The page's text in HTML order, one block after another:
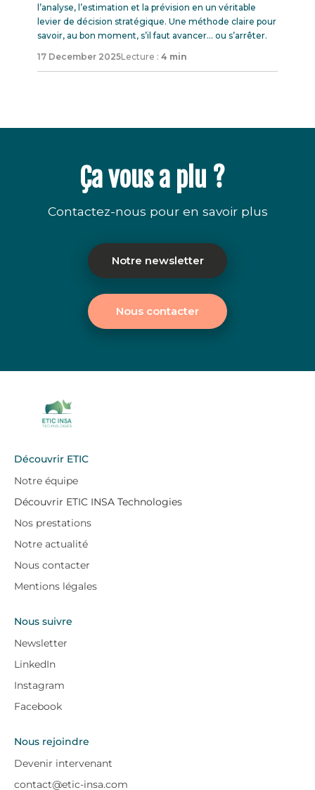
l’analyse, l’estimation et la prévision en un véritable
levier de décision stratégique. Une méthode claire pour
savoir, au bon moment, s’il faut avancer… ou s’arrêter.
17 December 2025Lecture : 4 min
Ça vous a plu ?
Contactez-nous pour en savoir plus
Notre newsletter
Nous contacter
Découvrir ETIC
Notre équipe
Découvrir ETIC INSA Technologies
Nos prestations
Notre actualité
Nous contacter
Mentions légales
Nous suivre
Newsletter
LinkedIn
Instagram
Facebook
Nous rejoindre
Devenir intervenant
contact@etic-insa.com